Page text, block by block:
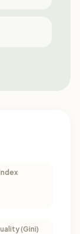
(Gini)